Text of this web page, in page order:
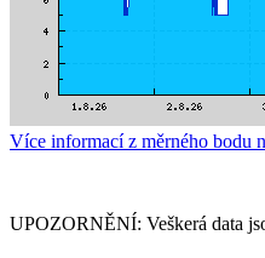
Více informací z měrného bodu
UPOZORNĚNÍ: Veškerá data